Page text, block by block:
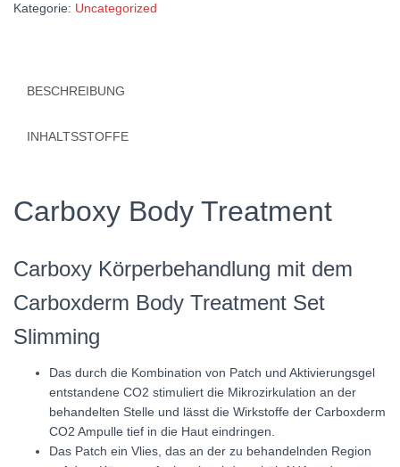
Kategorie: Uncategorized
BESCHREIBUNG
INHALTSSTOFFE
Carboxy Body Treatment
Carboxy Körperbehandlung mit dem
Carboxderm Body Treatment Set
Slimming
Das durch die Kombination von Patch und Aktivierungsgel
entstandene CO2 stimuliert die Mikrozirkulation an der
behandelten Stelle und lässt die Wirkstoffe der Carboxderm
CO2 Ampulle tief in die Haut eindringen.
Das Patch ein Vlies, das an der zu behandelnden Region